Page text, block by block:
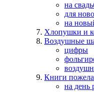
на
для
на
Хлопушки и
Воздушные
цифры
Книги
на день